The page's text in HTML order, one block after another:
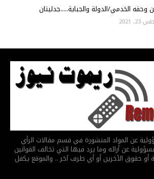
وحقه الخدمي/الدولة والجباية.....جدليتان
2021
عن المواد المنشورة في قسم مقالات الرأي
عن أرائه وما يرد فيها التي تخالف القوانين
أو حقوق الآخرين أو أي طرف آخر .. والموقع يكفل